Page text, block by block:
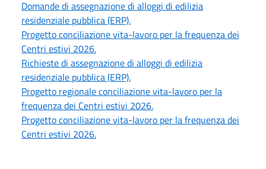
Domande di assegnazione di alloggi di edilizia
residenziale pubblica (ERP).
Progetto conciliazione vita-lavoro per la frequenza dei
Centri estivi 2026.
Richieste di assegnazione di alloggi di edilizia
residenziale pubblica (ERP).
Progetto regionale conciliazione vita-lavoro per la
frequenza dei Centri estivi 2026.
Progetto conciliazione vita-lavoro per la frequenza dei
Centri estivi 2026.